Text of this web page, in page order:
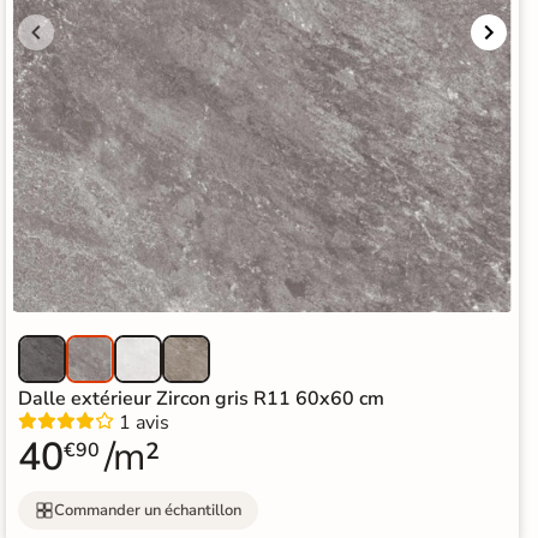
Dalle extérieur Zircon gris R11 60x60 cm
1 avis
40€90 /m²
Commander un échantillon